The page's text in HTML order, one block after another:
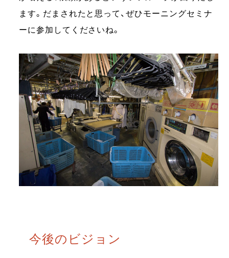
ます。だまされたと思って、ぜひモーニングセミナ
ーに参加してくださいね。
今後のビジョン